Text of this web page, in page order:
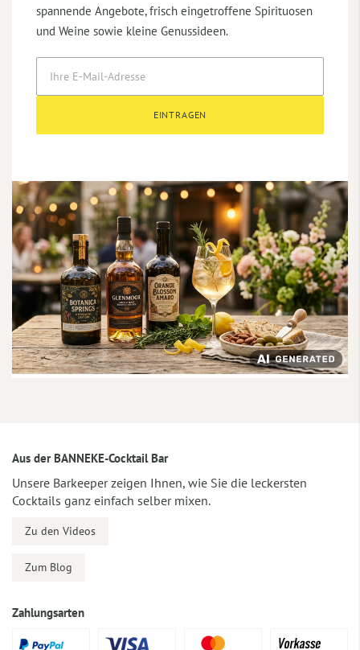
spannende Angebote, frisch eingetroffene Spirituosen
und Weine sowie kleine Genussideen.
EINTRAGEN
Aus der BANNEKE-Cocktail Bar
Unsere Barkeeper zeigen Ihnen, wie Sie die leckersten
Cocktails ganz einfach selber mixen.
Zu den Videos
Zum Blog
Zahlungsarten